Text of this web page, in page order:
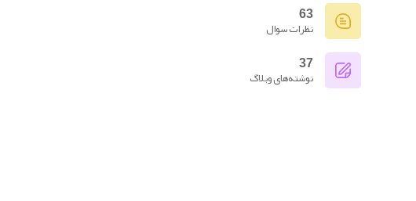
63
نظرات سوال
37
نوشته‌های وبلاگ